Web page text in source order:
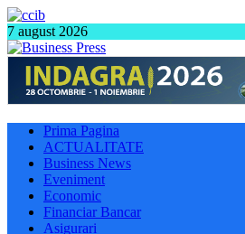
7 august 2026
Prima Pagina
ACTUALITATE
Business News
Eveniment
Economic
Financiar Bancar
Asigurari